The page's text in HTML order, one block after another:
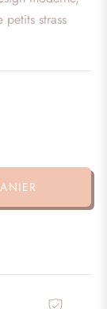
strass